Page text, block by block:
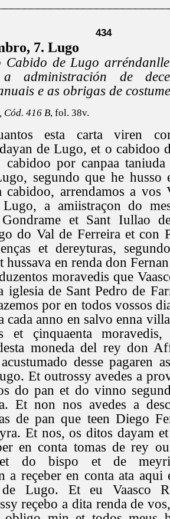
434
7. Lugo
Cabido de Lugo
a administración de
e as obrigas de
Cód. 416 B, fol. 38v.
esta carta viren
de Lugo, et o cabidoo
cabidoo por canpaa
segundo que he husso
cabidoo, arrendamos a vos
a amiistraçon do
et Sant Iullao
do Val de Ferreira et con
et dereyturas,
hussava en renda don
moravedis que
iglesia de Sant Pedro de
por en todos vossos
cada anno en salvo enna
et çinquaenta
moneda del rey don
desse pagaren
Et outrossy avedes a
do pan et do vinno
Et non nos avedes a
de pan que teen Diego
Et nos, os ditos dayam
en conta tomas de rey
et do bispo et de
a reçeber en conta ata aqui
Lugo. Et eu Vaasco
reçebo a dita renda de